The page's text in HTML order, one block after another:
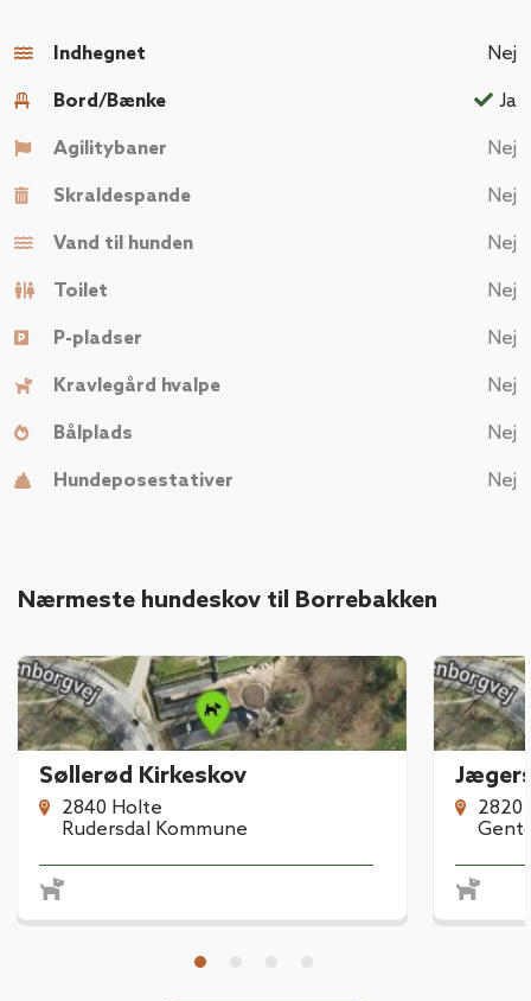
Indhegnet Nej
Bord/Bænke Ja
Agilitybaner Nej
Skraldespande Nej
Vand til hunden Nej
Toilet Nej
P-pladser Nej
Kravlegård hvalpe Nej
Bålplads Nej
Hundeposestativer Nej
Nærmeste hundeskov til Borrebakken
Søllerød Kirkeskov
2840 Holte
Rudersdal Kommune
2820